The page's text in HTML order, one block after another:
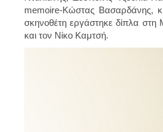
memoire-Κώστας Βασαρδάνης,
σκηνοθέτη εργάστηκε δίπλα
και τον Νίκο Καμτσή.